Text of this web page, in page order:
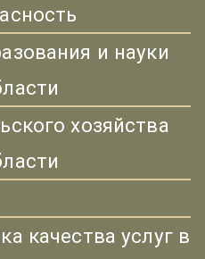
и науки
хозяйства
качества услуг в